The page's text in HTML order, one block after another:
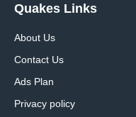
Quakes Links
About Us
Contact Us
Ads Plan
Privacy policy